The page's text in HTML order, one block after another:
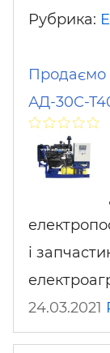
Рубрика:
Продаємо
АД-30С-
і
24.03.2021